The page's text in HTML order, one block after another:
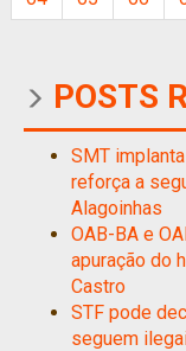
POSTS
SMT
reforça a
Alagoinhas
OAB-BA e
apuração do
Castro
STF pode
seguem